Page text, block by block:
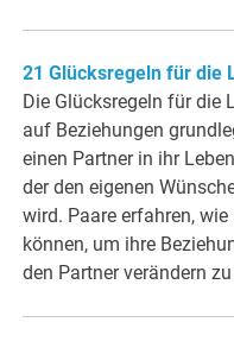
21 Glücksregeln für die
Die Glücksregeln für die
auf Beziehungen
einen Partner in ihr
der den eigenen
wird. Paare erfahren,
können, um ihre
den Partner verändern